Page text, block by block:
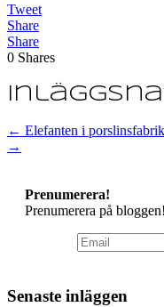
Tweet
Share
Share
0 Shares
← Elefanten i
→
Prenumerera!
Prenumerera på bloggen!
Senaste inläggen